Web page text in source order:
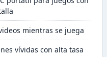
mientras se juega
vívidas con alta tasa